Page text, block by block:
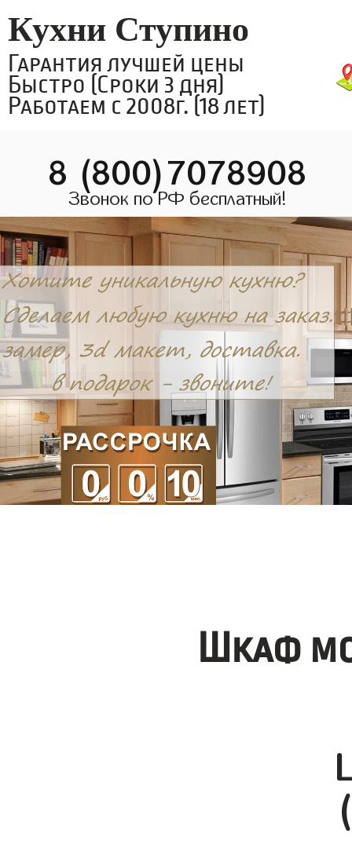
Кухни Ступино
Гарантия лучшей цены
Быстро (Сроки 3 дня)
Работаем с 2008г. (18 лет)
8 (800)7078908
Звонок по РФ бесплатный!
Шкаф